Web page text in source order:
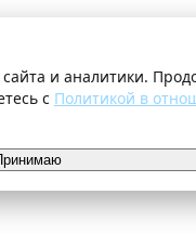
и аналитики.
с Политикой в